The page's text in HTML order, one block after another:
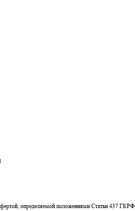
определяемой положениями Статьи 437 ГКРФ